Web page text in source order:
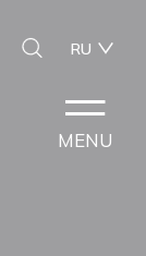
RU
MENU